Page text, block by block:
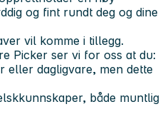
og fint rundt deg og dine
vil komme i tillegg.
Picker ser vi for oss at du:
eller dagligvare, men dette
både muntlig